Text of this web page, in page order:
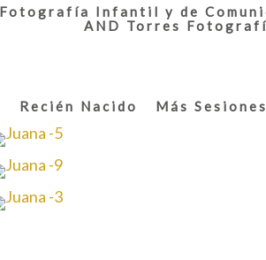
Recién Nacido Más Sesiones